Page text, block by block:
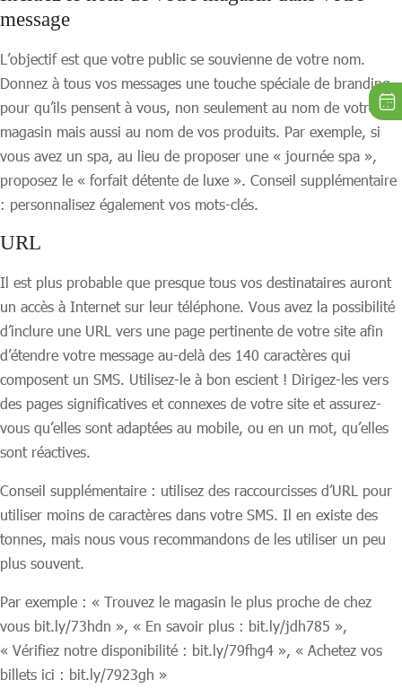
message
L’objectif est que votre public se souvienne de votre nom.
Donnez à tous vos messages une touche spéciale de branding
pour qu’ils pensent à vous, non seulement au nom de votre
magasin mais aussi au nom de vos produits. Par exemple, si
vous avez un spa, au lieu de proposer une « journée spa »,
proposez le « forfait détente de luxe ». Conseil supplémentaire
: personnalisez également vos mots-clés.
URL
Il est plus probable que presque tous vos destinataires auront
un accès à Internet sur leur téléphone. Vous avez la possibilité
d’inclure une URL vers une page pertinente de votre site afin
d’étendre votre message au-delà des 140 caractères qui
composent un SMS. Utilisez-le à bon escient ! Dirigez-les vers
des pages significatives et connexes de votre site et assurez-
vous qu’elles sont adaptées au mobile, ou en un mot, qu’elles
sont réactives.
Conseil supplémentaire : utilisez des raccourcisses d’URL pour
utiliser moins de caractères dans votre SMS. Il en existe des
tonnes, mais nous vous recommandons de les utiliser un peu
plus souvent.
Par exemple : « Trouvez le magasin le plus proche de chez
vous bit.ly/73hdn », « En savoir plus : bit.ly/jdh785 »,
« Vérifiez notre disponibilité : bit.ly/79fhg4 », « Achetez vos
billets ici : bit.ly/7923gh »